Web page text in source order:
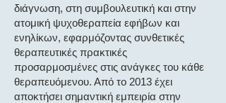
διάγνωση, στη συμβουλευτική και στην
ατομική ψυχοθεραπεία εφήβων και
ενηλίκων, εφαρμόζοντας συνθετικές
θεραπευτικές πρακτικές
προσαρμοσμένες στις ανάγκες του κάθε
θεραπευόμενου. Από το 2013 έχει
αποκτήσει σημαντική εμπειρία στην